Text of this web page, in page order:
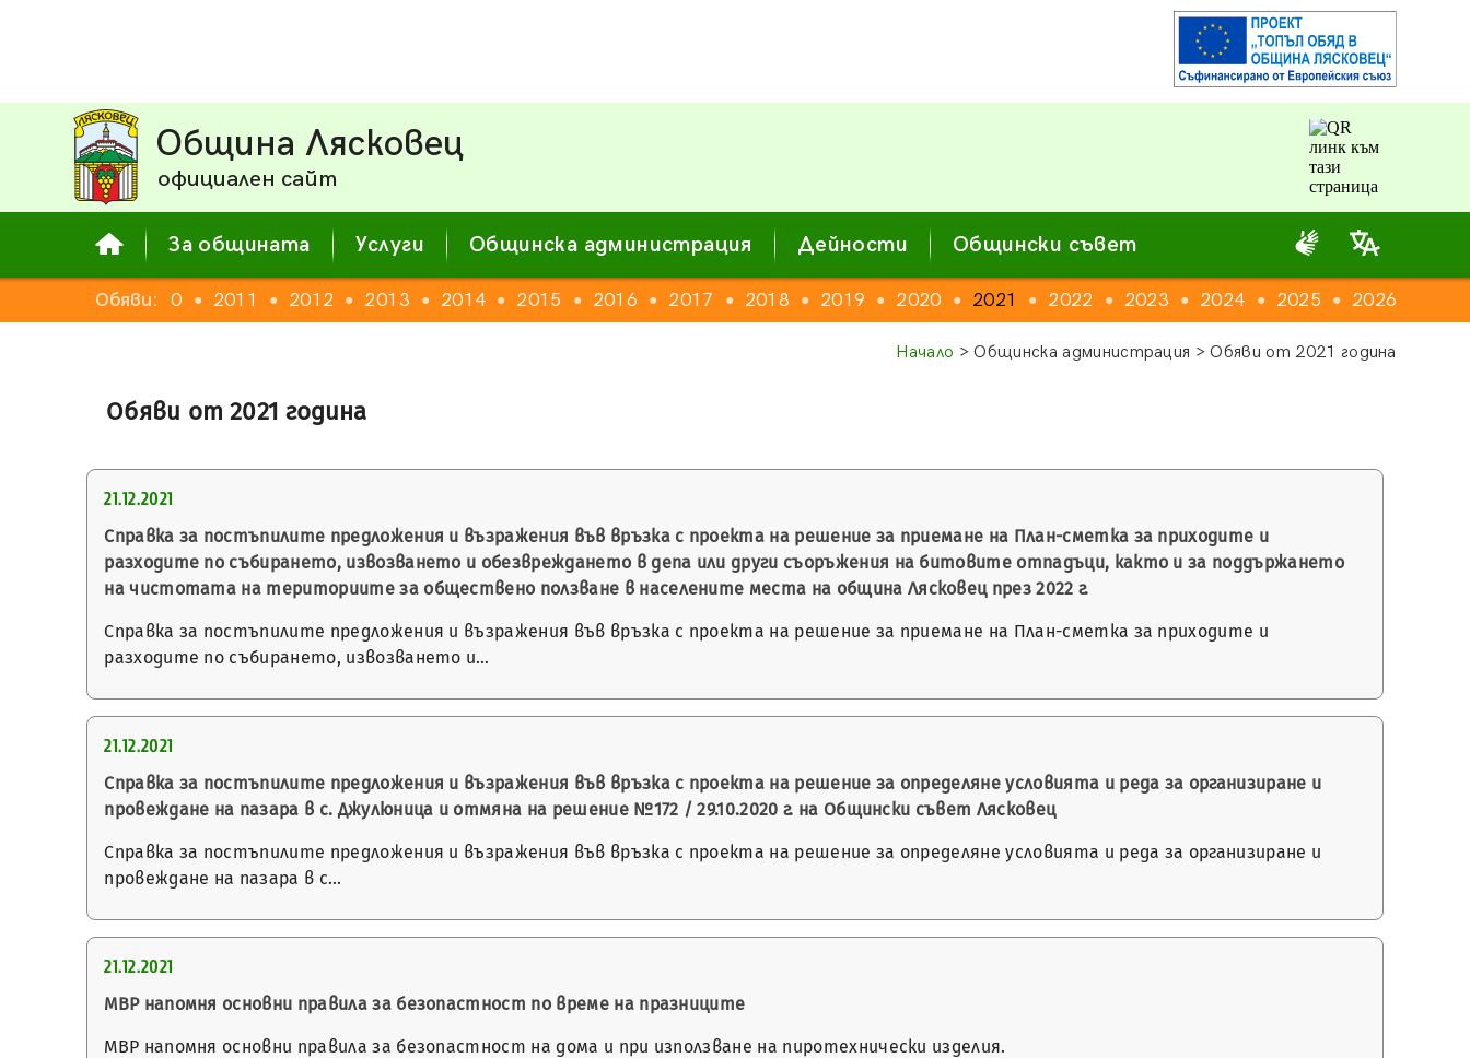
Община Лясковец
официален сайт
За общината Услуги Общинска администрация Дейности Общински съвет
Обяви:2010 ● 2011 ● 2012 ● 2013 ● 2014 ● 2015 ● 2016 ● 2017 ● 2018 ● 2019 ● 2020 ● 2021 ● 2022 ● 2023 ● 2024 ● 2025 ● 2026
Начало > Общинска администрация > Обяви от 2021 година
Обяви от 2021 година
21.12.2021
Справка за постъпилите предложения и възражения във връзка с проекта на решение за приемане на План-сметка за приходите и
разходите по събирането, извозването и обезвреждането в депа или други съоръжения на битовите отпадъци, както и за поддържането
на чистотата на териториите за обществено ползване в населените места на община Лясковец през 2022 г.
Справка за постъпилите предложения и възражения във връзка с проекта на решение за приемане на План-сметка за приходите и
разходите по събирането, извозването и…
21.12.2021
Справка за постъпилите предложения и възражения във връзка с проекта на решение за определяне условията и реда за организиране и
провеждане на пазара в с. Джулюница и отмяна на решение №172 / 29.10.2020 г. на Общински съвет Лясковец
Справка за постъпилите предложения и възражения във връзка с проекта на решение за определяне условията и реда за организиране и
провеждане на пазара в с…
21.12.2021
МВР напомня основни правила за безопастност по време на празниците
МВР напомня основни правила за безопастност на дома и при използване на пиротехнически изделия.